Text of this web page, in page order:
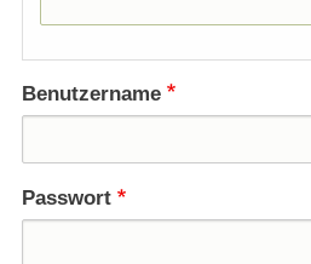
Benutzername
Passwort